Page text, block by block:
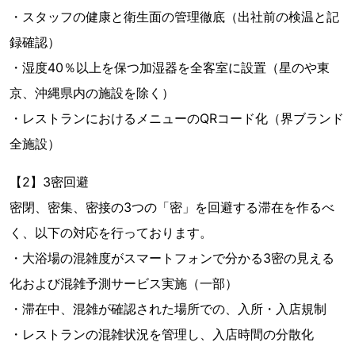
・スタッフの健康と衛生面の管理徹底（出社前の検温と記
録確認）
・湿度40％以上を保つ加湿器を全客室に設置（星のや東
京、沖縄県内の施設を除く）
・レストランにおけるメニューのQRコード化（界ブランド
全施設）
【2】3密回避
密閉、密集、密接の3つの「密」を回避する滞在を作るべ
く、以下の対応を行っております。
・大浴場の混雑度がスマートフォンで分かる3密の見える
化および混雑予測サービス実施（一部）
・滞在中、混雑が確認された場所での、入所・入店規制
・レストランの混雑状況を管理し、入店時間の分散化